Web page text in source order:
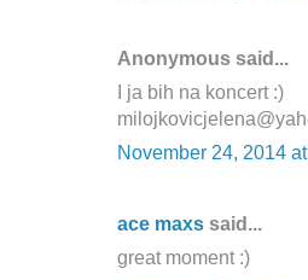
Anonymous said...
I ja bih na koncert :)
November 24, 2014
ace maxs said...
great moment :)